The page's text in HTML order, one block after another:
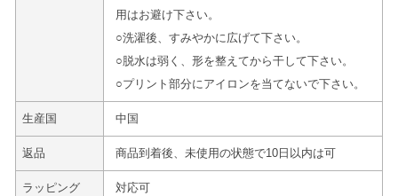
用はお避け下さい。
○洗濯後、すみやかに広げて下さい。
○脱水は弱く、形を整えてから干して下さい。
○プリント部分にアイロンを当てないで下さい。
生産国 中国
返品 商品到着後、未使用の状態で10日以内は可
ラッピング 対応可